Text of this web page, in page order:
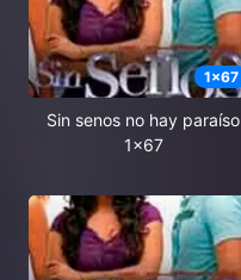
1x67
Sin senos no hay paraíso
1x67